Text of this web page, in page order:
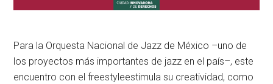
Para la Orquesta Nacional de Jazz de México –uno de
los proyectos más importantes de jazz en el país–, este
encuentro con el freestyleestimula su creatividad, como